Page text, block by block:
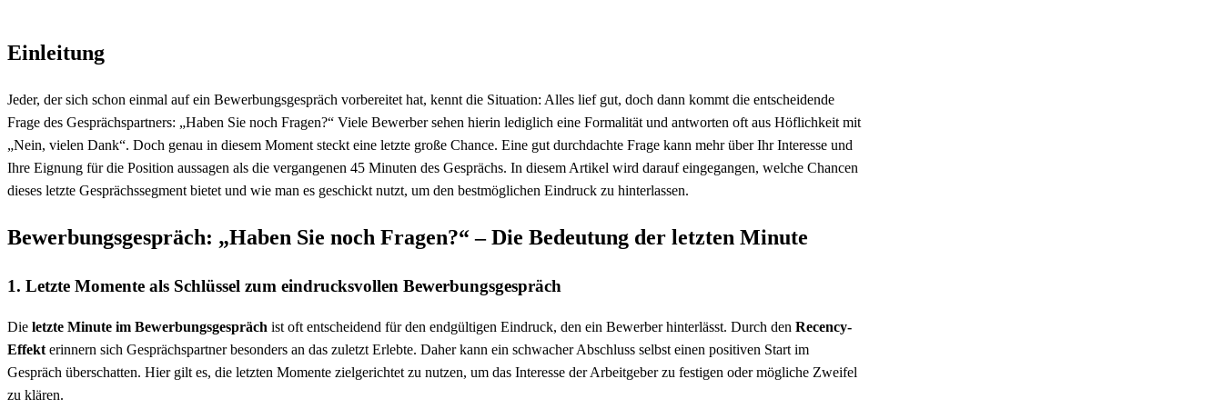
Einleitung
Jeder, der sich schon einmal auf ein Bewerbungsgespräch vorbereitet hat, kennt die Situation: Alles lief gut, doch dann kommt die entscheidende
Frage des Gesprächspartners: „Haben Sie noch Fragen?“ Viele Bewerber sehen hierin lediglich eine Formalität und antworten oft aus Höflichkeit mit
„Nein, vielen Dank“. Doch genau in diesem Moment steckt eine letzte große Chance. Eine gut durchdachte Frage kann mehr über Ihr Interesse und
Ihre Eignung für die Position aussagen als die vergangenen 45 Minuten des Gesprächs. In diesem Artikel wird darauf eingegangen, welche Chancen
dieses letzte Gesprächssegment bietet und wie man es geschickt nutzt, um den bestmöglichen Eindruck zu hinterlassen.
Bewerbungsgespräch: „Haben Sie noch Fragen?“ – Die Bedeutung der letzten Minute
1. Letzte Momente als Schlüssel zum eindrucksvollen Bewerbungsgespräch
Die letzte Minute im Bewerbungsgespräch ist oft entscheidend für den endgültigen Eindruck, den ein Bewerber hinterlässt. Durch den Recency-
Effekt erinnern sich Gesprächspartner besonders an das zuletzt Erlebte. Daher kann ein schwacher Abschluss selbst einen positiven Start im
Gespräch überschatten. Hier gilt es, die letzten Momente zielgerichtet zu nutzen, um das Interesse der Arbeitgeber zu festigen oder mögliche Zweifel
zu klären.